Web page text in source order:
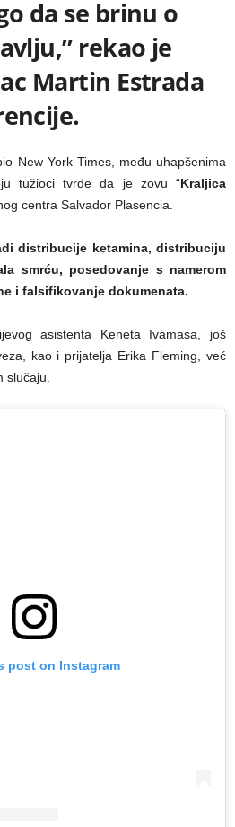
da se brinu o
rekao je
Martin Estrada
New York Times, među uhapšenima
tužioci tvrde da je zovu “Kraljica
centra Salvador Plasencia.
distribucije ketamina, distribuciju
smrću, posedovanje s namerom
i falsifikovanje dokumenata.
asistenta Keneta Ivamasa, još
kao i prijatelja Erika Fleming, već
slučaju.
post on Instagram